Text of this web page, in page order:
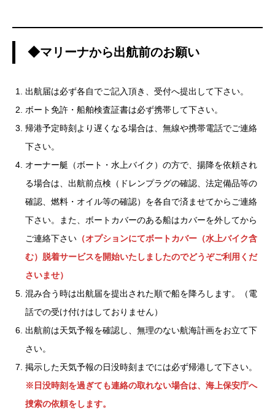
◆マリーナから出航前のお願い
出航届は必ず各自でご記入頂き、受付へ提出して下さい。
ボート免許・船舶検査証書は必ず携帯して下さい。
帰港予定時刻より遅くなる場合は、無線や携帯電話でご連絡
下さい。
オーナー艇（ボート・水上バイク）の方で、揚降を依頼され
る場合は、出航前点検（ドレンプラグの確認、法定備品等の
確認、燃料・オイル等の確認）を各自で済ませてからご連絡
下さい。また、ボートカバーのある船はカバーを外してから
ご連絡下さい （オプションにてボートカバー（水上バイク含
む）脱着サービスを開始いたしましたのでどうぞご利用くだ
さいませ）
混み合う時は出航届を提出された順で船を降ろします。（電
話での受け付けはしておりません）
出航前は天気予報を確認し、無理のない航海計画をお立て下
さい。
掲示した天気予報の日没時刻までには必ず帰港して下さい。
※日没時刻を過ぎても連絡の取れない場合は、海上保安庁へ
捜索の依頼をします。